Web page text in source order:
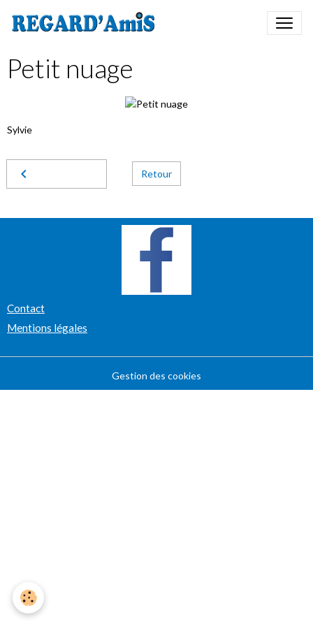
Petit nuage
Sylvie
Retour
Contact
Mentions légales
Gestion des cookies